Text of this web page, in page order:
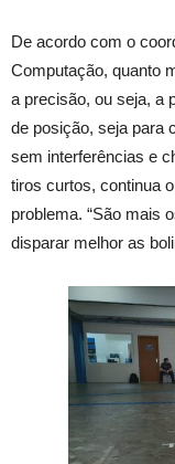
De acordo com o
Computação, quanto
a precisão, ou seja, a
de posição, seja para
sem interferências e
tiros curtos, continua
problema. “São mais
disparar melhor as